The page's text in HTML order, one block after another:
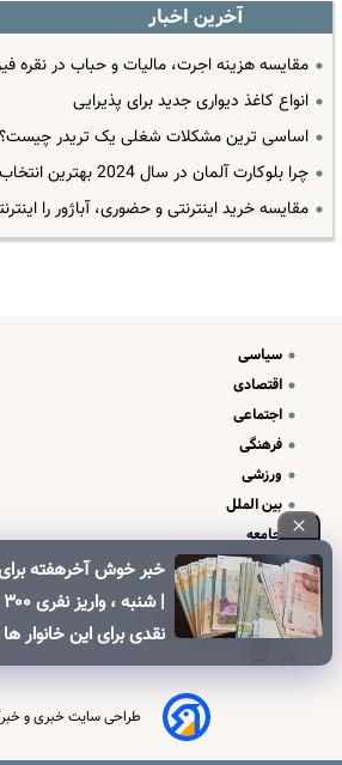
آخرین اخبار
مقایسه هزینه اجرت، مالیات و حباب در نقره
انواع کاغذ دیواری جدید برای پذیرایی
اساسی ترین مشکلات شغلی یک تریدر چیست؟
چرا بلوکارت آلمان در سال 2024 بهترین انتخاب است؟
مقایسه خرید اینترنتی و حضوری، آباژور را
خبر خوش آخرهفته برای
کالابرگ برای خانوارهای
سیاسی
اقتصادی
اجتماعی
فرهنگی
ورزشی
بین الملل
جامعه
علم و فناوری
درباره ما
تبلیغات و تماس با ما
طراحی سایت خبری و